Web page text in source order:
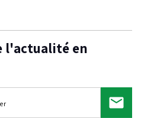
l'actualité en